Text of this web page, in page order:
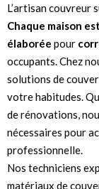
L’artisan couvreur
Chaque maison est
élaborée pour
occupants. Chez
solutions de
votre habitudes.
de rénovations,
nécessaires pour
professionnelle.
Nos techniciens
matériaux de